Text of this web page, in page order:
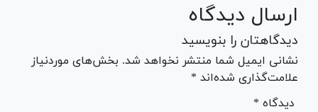
ارسال دیدگاه
دیدگاهتان را بنویسید
نشانی ایمیل شما منتشر نخواهد شد. بخش‌های موردنیاز
علامت‌گذاری شده‌اند *
* دیدگاه